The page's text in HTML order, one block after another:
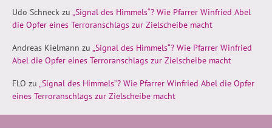
Udo Schneck zu „Signal des Himmels“? Wie Pfarrer Winfried Abel
die Opfer eines Terroranschlags zur Zielscheibe macht
Andreas Kielmann zu „Signal des Himmels“? Wie Pfarrer Winfried
Abel die Opfer eines Terroranschlags zur Zielscheibe macht
FLO zu „Signal des Himmels“? Wie Pfarrer Winfried Abel die Opfer
eines Terroranschlags zur Zielscheibe macht